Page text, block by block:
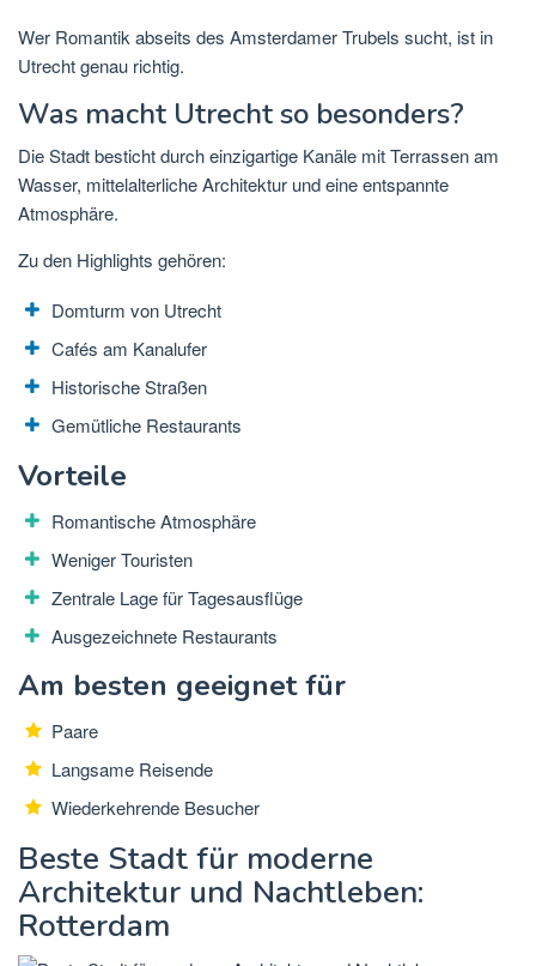
Wer Romantik abseits des Amsterdamer Trubels sucht, ist in
Utrecht genau richtig.
Was macht Utrecht so besonders?
Die Stadt besticht durch einzigartige Kanäle mit Terrassen am
Wasser, mittelalterliche Architektur und eine entspannte
Atmosphäre.
Zu den Highlights gehören:
Domturm von Utrecht
Cafés am Kanalufer
Historische Straßen
Gemütliche Restaurants
Vorteile
Romantische Atmosphäre
Weniger Touristen
Zentrale Lage für Tagesausflüge
Ausgezeichnete Restaurants
Am besten geeignet für
Paare
Langsame Reisende
Wiederkehrende Besucher
Beste Stadt für moderne
Architektur und Nachtleben:
Rotterdam